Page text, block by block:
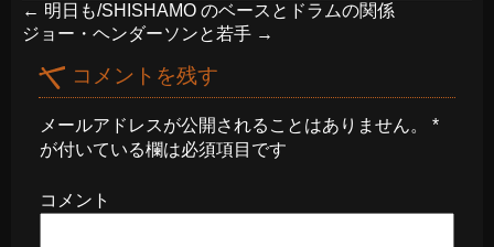
← 明日も/SHISHAMO のベースとドラムの関係
ジョー・ヘンダーソンと若手 →
コメントを残す
メールアドレスが公開されることはありません。
*
が付いている欄は必須項目です
コメント